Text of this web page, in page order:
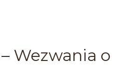
Wezwania o